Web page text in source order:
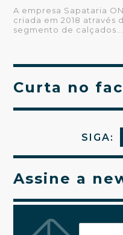
A empresa Sapataria
criada em 2018 através
segmento de calçados...
Curta no
SIGA:
Assine a